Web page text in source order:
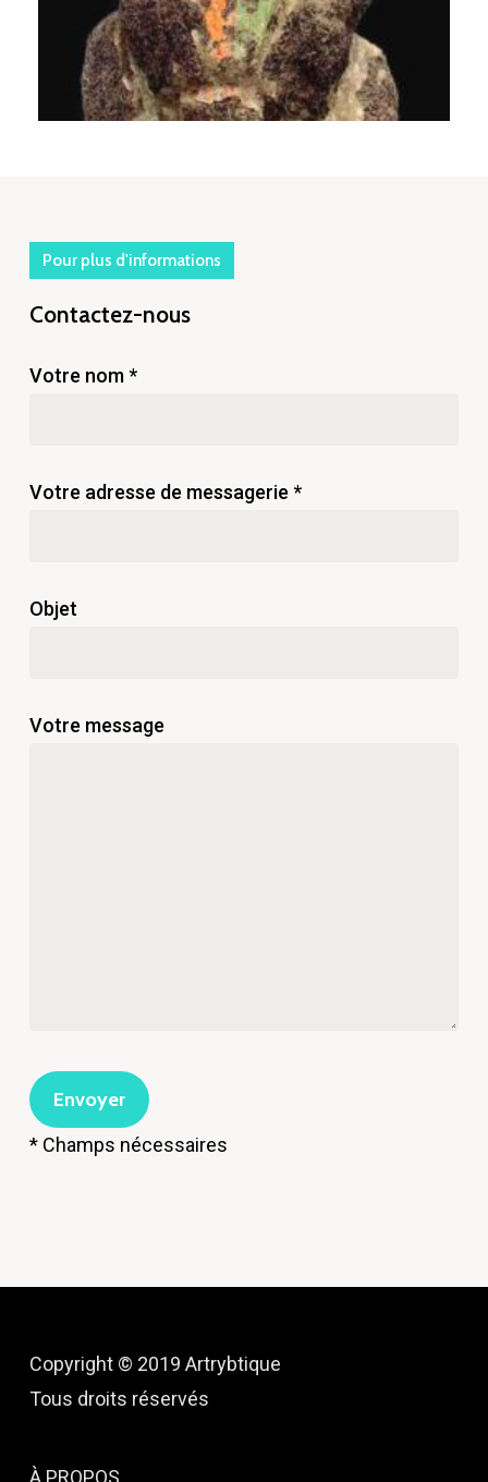
Pour plus d'informations
Contactez-nous
Votre nom *
Votre adresse de messagerie *
Objet
Votre message
* Champs nécessaires
Copyright © 2019 Artrybtique
Tous droits réservés
À PROPOS